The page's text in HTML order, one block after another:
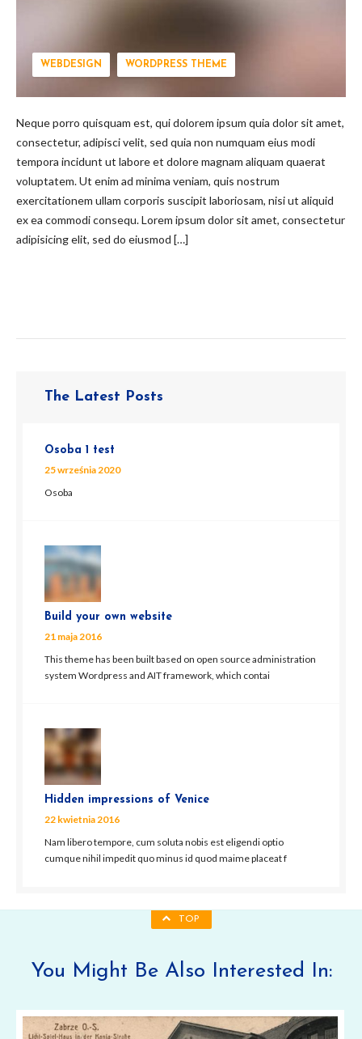
WEBDESIGN WORDPRESS THEME
Neque porro quisquam est, qui dolorem ipsum quia dolor sit amet,
consectetur, adipisci velit, sed quia non numquam eius modi
tempora incidunt ut labore et dolore magnam aliquam quaerat
voluptatem. Ut enim ad minima veniam, quis nostrum
exercitationem ullam corporis suscipit laboriosam, nisi ut aliquid
ex ea commodi consequ. Lorem ipsum dolor sit amet, consectetur
adipisicing elit, sed do eiusmod […]
The Latest Posts
Osoba 1 test
25 września 2020
Osoba
Build your own website
21 maja 2016
This theme has been built based on open source administration
system Wordpress and AIT framework, which contai
Hidden impressions of Venice
22 kwietnia 2016
Nam libero tempore, cum soluta nobis est eligendi optio
cumque nihil impedit quo minus id quod maime placeat f
TOP
You Might Be Also Interested In: